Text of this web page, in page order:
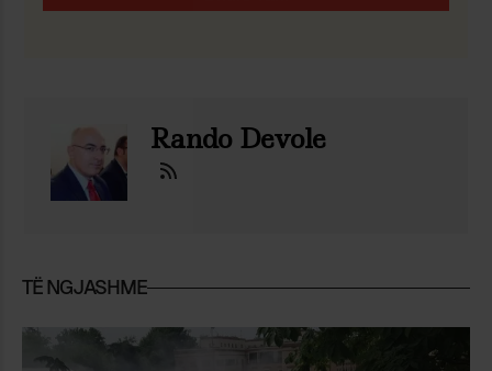
Rando Devole
TË NGJASHME